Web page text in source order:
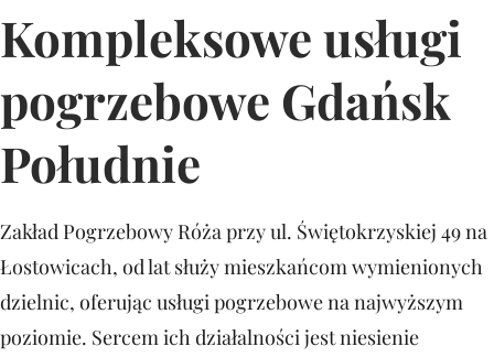
Kompleksowe usługi
pogrzebowe Gdańsk
Południe
Zakład Pogrzebowy Róża przy ul. Świętokrzyskiej 49 na
Łostowicach, od lat służy mieszkańcom wymienionych
dzielnic, oferując usługi pogrzebowe na najwyższym
poziomie. Sercem ich działalności jest niesienie